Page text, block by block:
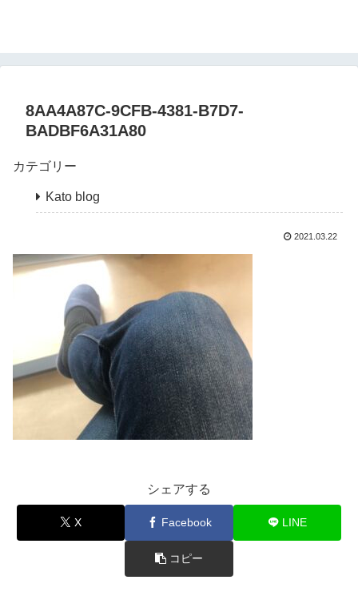
8AA4A87C-9CFB-4381-B7D7-
BADBF6A31A80
カテゴリー
Kato blog
2021.03.22
シェアする
X Facebook LINE
コピー